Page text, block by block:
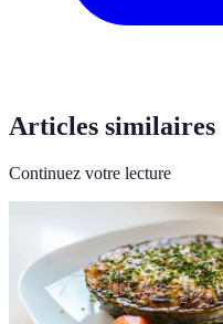
Articles similaires
Continuez votre lecture